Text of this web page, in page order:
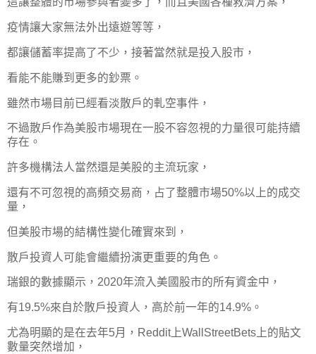
疫情讓大家無法外出遠遊等等，
都讓儲蓄率提高了不少，接著當然就是投入股市，
看能不能賺到更多的鈔票。
雖然市場目前已經看淡散戶的軋空事件，
不過散戶作為美股市場現在一股不容忽視的力量很可能持續
存在。
許多機構法人當然還是美股的主流玩家，
還有不可忽視的高頻交易商，占了整體市場50%以上的成交
量，
但美股市場的結構性變化確實來到，
散戶投資人可能會繼續扮演更重要的角色。
瑞銀的數據顯示，2020年流入美國股市的所有資金中，
有19.5%來自於散戶投資人，高於前一年的14.9%。
尤為明顯的是在去年5月，Reddit上WallStreetBets上的貼文
數量突然增加，